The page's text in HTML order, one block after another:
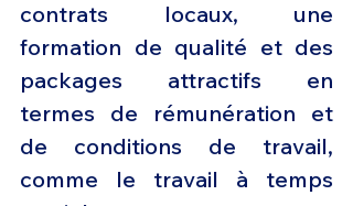
contrats locaux, une
formation de qualité et des
packages attractifs en
termes de rémunération et
de conditions de travail,
comme le travail à temps